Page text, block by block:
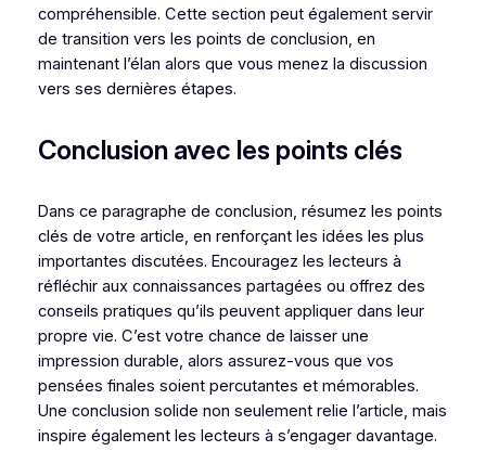
compréhensible. Cette section peut également servir
de transition vers les points de conclusion, en
maintenant l’élan alors que vous menez la discussion
vers ses dernières étapes.
Conclusion avec les points clés
Dans ce paragraphe de conclusion, résumez les points
clés de votre article, en renforçant les idées les plus
importantes discutées. Encouragez les lecteurs à
réfléchir aux connaissances partagées ou offrez des
conseils pratiques qu’ils peuvent appliquer dans leur
propre vie. C’est votre chance de laisser une
impression durable, alors assurez-vous que vos
pensées finales soient percutantes et mémorables.
Une conclusion solide non seulement relie l’article, mais
inspire également les lecteurs à s’engager davantage.